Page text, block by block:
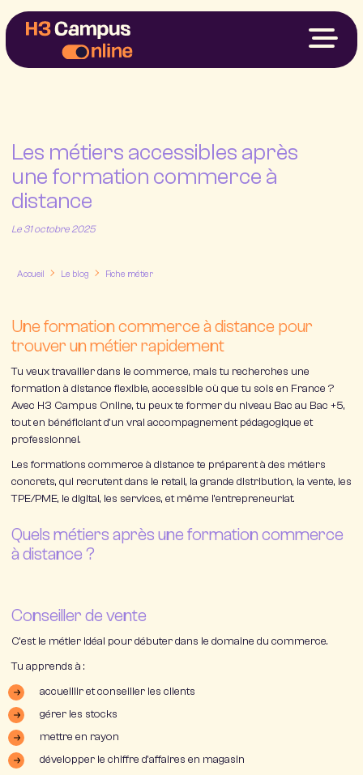
Nos Formations
Votre Projet
Nous contacter
Les métiers accessibles après
une formation commerce à
distance
Le 31 octobre 2025
Accueil Le blog Fiche métier
Une formation commerce à distance pour
trouver un métier rapidement
Tu veux travailler dans le commerce, mais tu recherches une
formation à distance flexible, accessible où que tu sois en France ?
Avec H3 Campus Online, tu peux te former du niveau Bac au Bac +5,
tout en bénéficiant d’un vrai accompagnement pédagogique et
professionnel.
Les formations commerce à distance te préparent à des métiers
concrets, qui recrutent dans le retail, la grande distribution, la vente, les
TPE/PME, le digital, les services, et même l’entrepreneuriat.
Quels métiers après une formation commerce
à distance ?
Conseiller de vente
C’est le métier idéal pour débuter dans le domaine du commerce.
Tu apprends à :
accueillir et conseiller les clients
gérer les stocks
mettre en rayon
développer le chiffre d’affaires en magasin